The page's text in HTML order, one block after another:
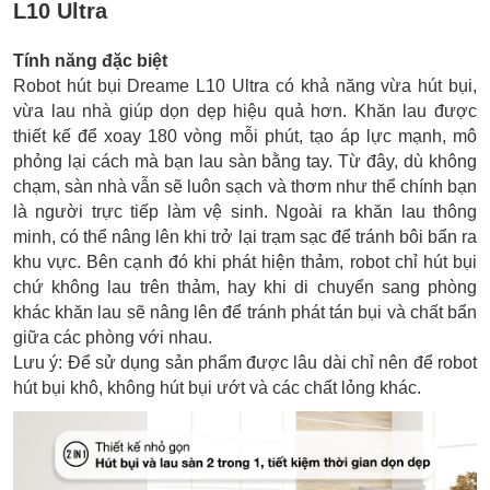
L10 Ultra
Tính năng đặc biệt
Robot hút bụi Dreame L10 Ultra có khả năng vừa hút bụi,
vừa lau nhà giúp dọn dẹp hiệu quả hơn. Khăn lau được
thiết kế để xoay 180 vòng mỗi phút, tạo áp lực mạnh, mô
phỏng lại cách mà bạn lau sàn bằng tay. Từ đây, dù không
chạm, sàn nhà vẫn sẽ luôn sạch và thơm như thể chính bạn
là người trực tiếp làm vệ sinh. Ngoài ra khăn lau thông
minh, có thể nâng lên khi trở lại trạm sạc để tránh bôi bẩn ra
khu vực. Bên cạnh đó khi phát hiện thảm, robot chỉ hút bụi
chứ không lau trên thảm, hay khi di chuyển sang phòng
khác khăn lau sẽ nâng lên để tránh phát tán bụi và chất bẩn
giữa các phòng với nhau.
Lưu ý: Để sử dụng sản phẩm được lâu dài chỉ nên để robot
hút bụi khô, không hút bụi ướt và các chất lỏng khác.